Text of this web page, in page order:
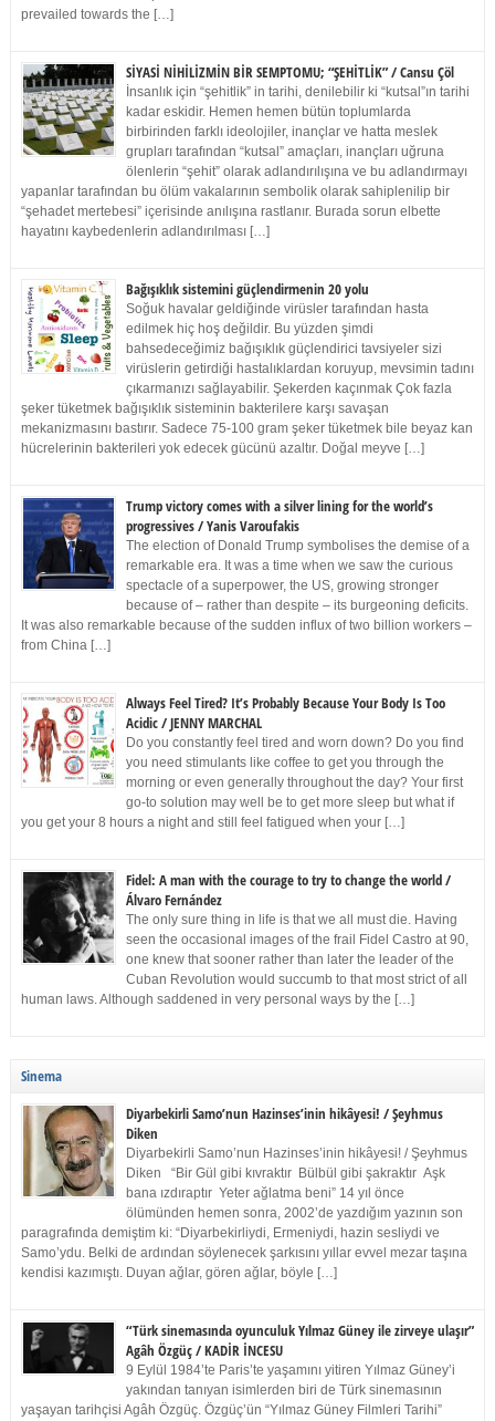
prevailed towards the […]
SİYASİ NİHİLİZMİN BİR SEMPTOMU; “ŞEHİTLİK” / Cansu Çöl
İnsanlık için “şehitlik” in tarihi, denilebilir ki “kutsal”ın tarihi
kadar eskidir. Hemen hemen bütün toplumlarda
birbirinden farklı ideolojiler, inançlar ve hatta meslek
grupları tarafından “kutsal” amaçları, inançları uğruna
ölenlerin “şehit” olarak adlandırılışına ve bu adlandırmayı
yapanlar tarafından bu ölüm vakalarının sembolik olarak sahiplenilip bir
“şehadet mertebesi” içerisinde anılışına rastlanır. Burada sorun elbette
hayatını kaybedenlerin adlandırılması […]
Bağışıklık sistemini güçlendirmenin 20 yolu
Soğuk havalar geldiğinde virüsler tarafından hasta
edilmek hiç hoş değildir. Bu yüzden şimdi
bahsedeceğimiz bağışıklık güçlendirici tavsiyeler sizi
virüslerin getirdiği hastalıklardan koruyup, mevsimin tadını
çıkarmanızı sağlayabilir. Şekerden kaçınmak Çok fazla
şeker tüketmek bağışıklık sisteminin bakterilere karşı savaşan
mekanizmasını bastırır. Sadece 75-100 gram şeker tüketmek bile beyaz kan
hücrelerinin bakterileri yok edecek gücünü azaltır. Doğal meyve […]
Trump victory comes with a silver lining for the world’s
progressives / Yanis Varoufakis
The election of Donald Trump symbolises the demise of a
remarkable era. It was a time when we saw the curious
spectacle of a superpower, the US, growing stronger
because of – rather than despite – its burgeoning deficits.
It was also remarkable because of the sudden influx of two billion workers –
from China […]
Always Feel Tired? It’s Probably Because Your Body Is Too
Acidic / JENNY MARCHAL
Do you constantly feel tired and worn down? Do you find
you need stimulants like coffee to get you through the
morning or even generally throughout the day? Your first
go-to solution may well be to get more sleep but what if
you get your 8 hours a night and still feel fatigued when your […]
Fidel: A man with the courage to try to change the world /
Álvaro Fernández
The only sure thing in life is that we all must die. Having
seen the occasional images of the frail Fidel Castro at 90,
one knew that sooner rather than later the leader of the
Cuban Revolution would succumb to that most strict of all
human laws. Although saddened in very personal ways by the […]
Sinema
Diyarbekirli Samo’nun Hazinses’inin hikâyesi! / Şeyhmus
Diken
Diyarbekirli Samo’nun Hazinses’inin hikâyesi! / Şeyhmus
Diken “Bir Gül gibi kıvraktır Bülbül gibi şakraktır Aşk
bana ızdıraptır Yeter ağlatma beni” 14 yıl önce
ölümünden hemen sonra, 2002’de yazdığım yazının son
paragrafında demiştim ki: “Diyarbekirliydi, Ermeniydi, hazin sesliydi ve
Samo’ydu. Belki de ardından söylenecek şarkısını yıllar evvel mezar taşına
kendisi kazımıştı. Duyan ağlar, gören ağlar, böyle […]
“Türk sinemasında oyunculuk Yılmaz Güney ile zirveye ulaşır”
Agâh Özgüç / KADİR İNCESU
9 Eylül 1984’te Paris’te yaşamını yitiren Yılmaz Güney’i
yakından tanıyan isimlerden biri de Türk sinemasının
yaşayan tarihçisi Agâh Özgüç. Özgüç’ün “Yılmaz Güney Filmleri Tarihi”